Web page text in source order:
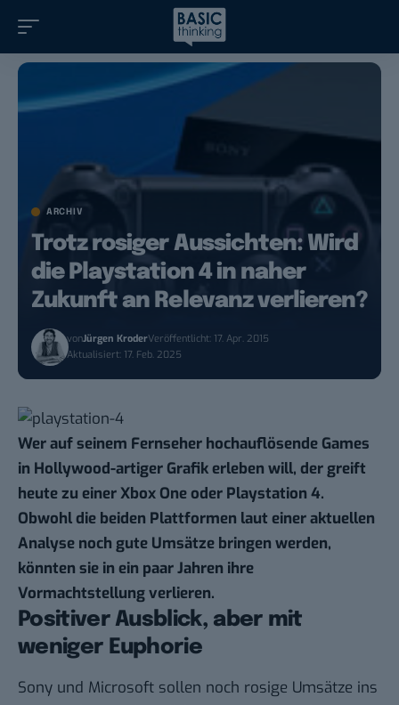
ARCHIV
Trotz rosiger Aussichten: Wird
die Playstation 4 in naher
Zukunft an Relevanz verlieren?
vonJürgen KroderVeröffentlicht: 17. Apr. 2015
Aktualisiert: 17. Feb. 2025
Wer auf seinem Fernseher hochauflösende Games
in Hollywood-artiger Grafik erleben will, der greift
heute zu einer Xbox One oder Playstation 4.
Obwohl die beiden Plattformen laut einer aktuellen
Analyse noch gute Umsätze bringen werden,
könnten sie in ein paar Jahren ihre
Vormachtstellung verlieren.
Positiver Ausblick, aber mit
weniger Euphorie
Sony und Microsoft sollen noch rosige Umsätze ins